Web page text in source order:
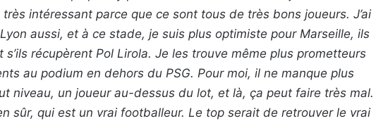
intéressant parce que ce sont tous de très bons joueurs. J’ai
aussi, et à ce stade, je suis plus optimiste pour Marseille, ils
récupèrent Pol Lirola. Je les trouve même plus prometteurs
au podium en dehors du PSG. Pour moi, il ne manque plus
niveau, un joueur au-dessus du lot, et là, ça peut faire très mal.
sûr, qui est un vrai footballeur. Le top serait de retrouver le vrai